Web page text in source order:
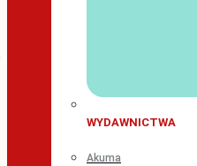
WYDAWNICTWA
Akuma